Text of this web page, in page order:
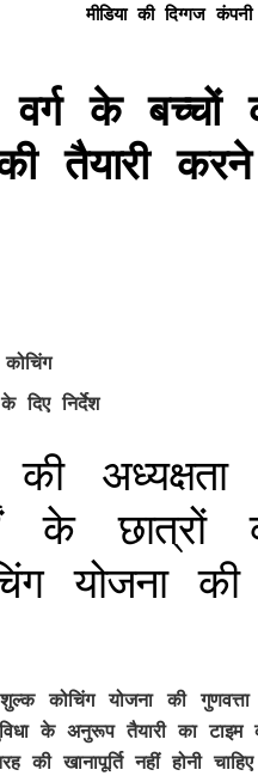
मीडिया की दिग्गज
के बच्चों
की तैयारी
दिए निर्देश
अध्यक्षता
के छात्रों
योजना की
कोचिंग योजना की
के अनुरूप तैयारी का टाइम
की खानापूर्ति नहीं होनी